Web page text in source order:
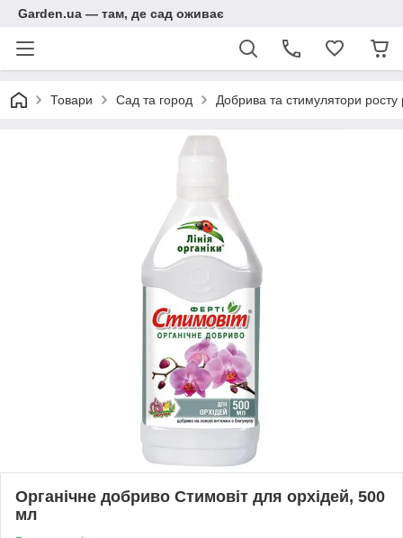
Garden.ua — там, де сад оживає
Товари Сад та город Добрива та стимулятори росту
Органічне добриво Стимовіт для орхідей, 500
мл